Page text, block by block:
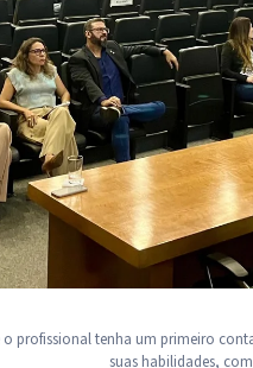
profissional tenha um primeiro
suas habilidades,